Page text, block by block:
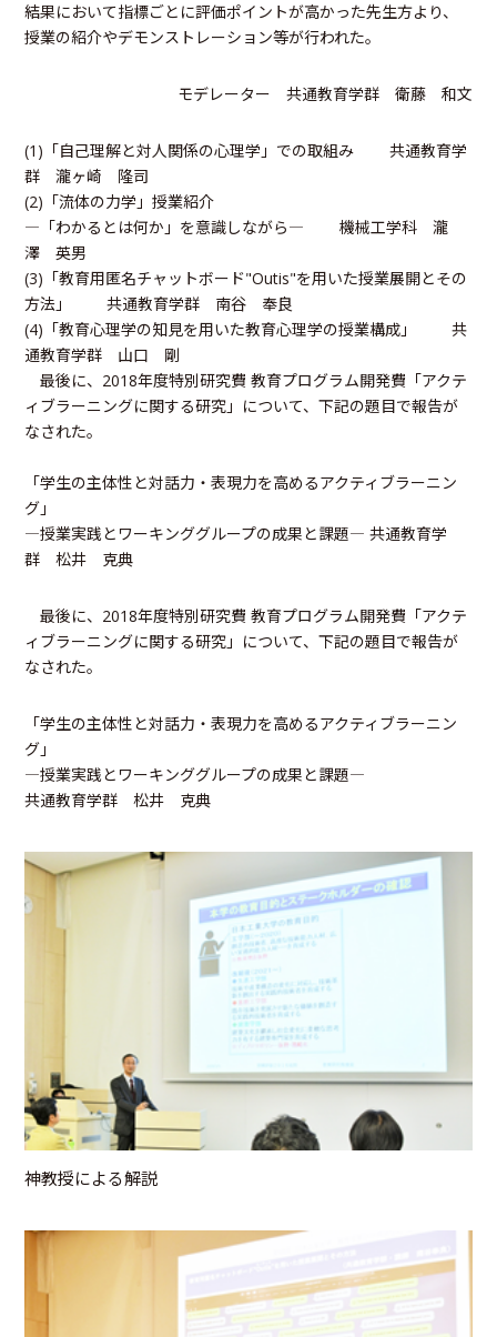
結果において指標ごとに評価ポイントが高かった先生方より、
授業の紹介やデモンストレーション等が行われた。
モデレーター 共通教育学群 衛藤 和文
(1)「自己理解と対人関係の心理学」での取組み 共通教育学
群 瀧ヶ崎 隆司
(2)「流体の力学」授業紹介
―「わかるとは何か」を意識しながら― 機械工学科 瀧
澤 英男
(3)「教育用匿名チャットボード"Outis"を用いた授業展開とその
方法」 共通教育学群 南谷 奉良
(4)「教育心理学の知見を用いた教育心理学の授業構成」 共
通教育学群 山口 剛
最後に、2018年度特別研究費 教育プログラム開発費「アクテ
ィブラーニングに関する研究」について、下記の題目で報告が
なされた。
「学生の主体性と対話力・表現力を高めるアクティブラーニン
グ」
―授業実践とワーキンググループの成果と課題― 共通教育学
群 松井 克典
最後に、2018年度特別研究費 教育プログラム開発費「アクテ
ィブラーニングに関する研究」について、下記の題目で報告が
なされた。
「学生の主体性と対話力・表現力を高めるアクティブラーニン
グ」
―授業実践とワーキンググループの成果と課題―
共通教育学群 松井 克典
神教授による解説